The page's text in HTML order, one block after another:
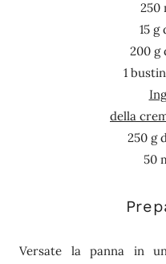
250
15 g
200 g
1
della
250 g
50
Versate la panna in